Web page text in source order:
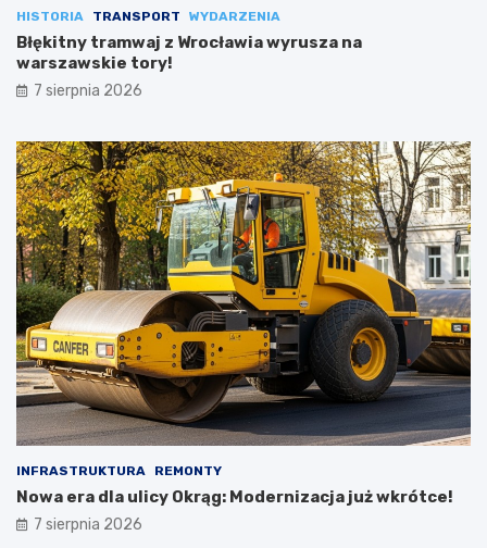
HISTORIA TRANSPORT WYDARZENIA
Błękitny tramwaj z Wrocławia wyrusza na
warszawskie tory!
7 sierpnia 2026
INFRASTRUKTURA REMONTY
Nowa era dla ulicy Okrąg: Modernizacja już wkrótce!
7 sierpnia 2026